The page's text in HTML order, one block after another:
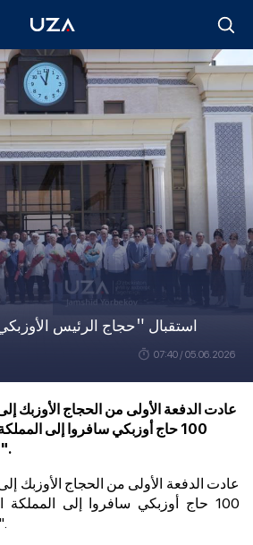
استقبال "حجاج الرئيس
07:40 / 05.06.2026
عادت الدفعة الأولى من الحجاج الأوزبك
100 حاج أوزبكي سافروا إلى
"حجاج الرئيس الأوزبكي".
عادت الدفعة الأولى من الحجاج الأوزبك
100 حاج أوزبكي سافروا إلى
"حجاج الرئيس الأوزبكي".